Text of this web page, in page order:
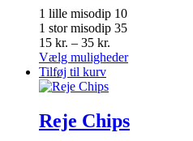
varesiden
1 lille misodip 10
1 stor misodip 35
15 kr. – 35 kr.
15 kr.
Vælg mulighederDette
Mulighederne
Tilføj til kurv
Reje Chips